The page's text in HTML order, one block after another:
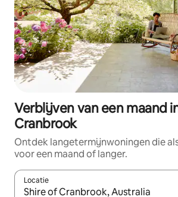
Verblijven van een maand
Cranbrook
Ontdek langetermijnwoningen die
voor een maand of langer.
Locatie
Wanneer er resultaten beschikbaar